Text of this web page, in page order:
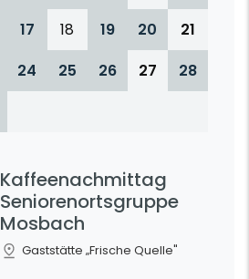
17 18 19 20
21
24 25 26 27
28
Kaffeenachmittag
Seniorenortsgruppe
Mosbach
Gaststätte „Frische Quelle"